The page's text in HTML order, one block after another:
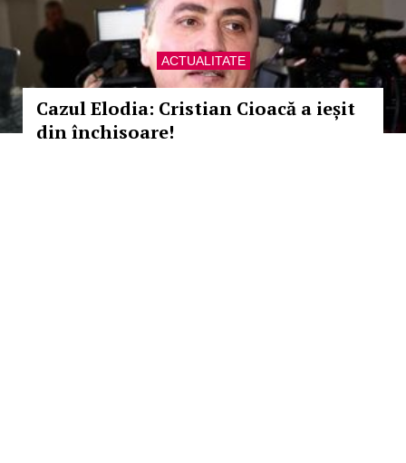
ACTUALITATE
Cazul Elodia: Cristian Cioacă a ieșit
din închisoare!